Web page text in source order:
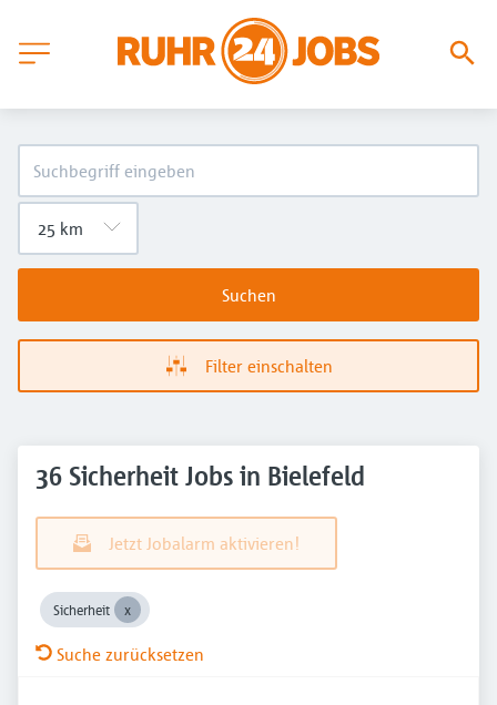
Suchen
Filter einschalten
36 Sicherheit Jobs in Bielefeld
Jetzt Jobalarm aktivieren!
Sicherheit
Suche zurücksetzen